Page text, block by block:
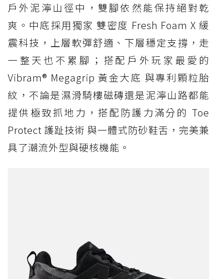
戶外泥濘山徑中，雙腳依然能保持絕對乾
爽。中底採用獨家 雙密度 Fresh Foam X 緩
震科技，上層軟彈舒適、下層穩定支撐，走
一整天也不累腳；搭配戶外玩家最愛的
Vibram® Megagrip 黃金大底 與專利顆粒胎
紋，不論是濕滑騎樓磁磚還是泥濘山路都能
提供極致抓地力，搭配防護力滿分的 Toe
Protect 護趾技術 與一體式防砂鞋舌，完美兼
具了潮流外型與硬核機能。